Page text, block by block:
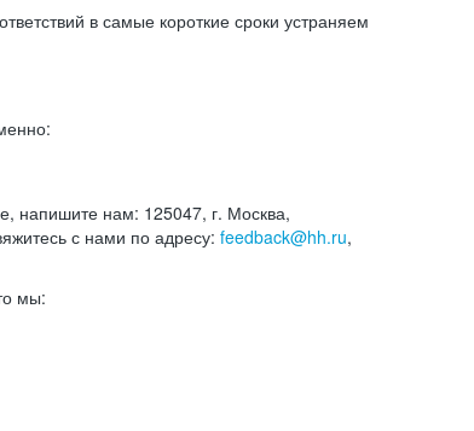
в самые короткие сроки устраняем
напишите нам: 125047, г. Москва,
с нами по адресу: feedback@hh.ru,
мы: